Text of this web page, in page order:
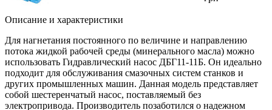
Описание и характеристики
Для нагнетания постоянного по величине и направлению
потока жидкой рабочей среды (минерального масла) можно
использовать Гидравлический насос ДБГ11-11Б. Он идеально
подходит для обслуживания смазочных систем станков и
других промышленных машин. Данная модель представляет
собой шестеренчатый насос, поставляемый без
электропривода. Производитель позаботился о надежном